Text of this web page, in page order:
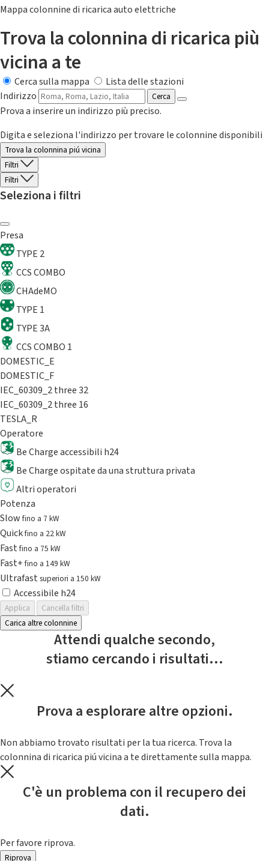
Mappa colonnine di ricarica auto elettriche
Trova la colonnina di ricarica più
vicina a te
Cerca sulla mappa
Lista delle stazioni
Indirizzo
Cerca
Prova a inserire un indirizzo più preciso.
Digita e seleziona l'indirizzo per trovare le colonnine disponibili
Trova la colonnina piú vicina
Filtri
Filtri
Seleziona i filtri
Presa
TYPE 2
CCS COMBO
CHAdeMO
TYPE 1
TYPE 3A
CCS COMBO 1
DOMESTIC_E
DOMESTIC_F
IEC_60309_2 three 32
IEC_60309_2 three 16
TESLA_R
Operatore
Be Charge accessibili h24
Be Charge ospitate da una struttura privata
Altri operatori
Potenza
Slowfino a 7 kW
Quickfino a 22 kW
Fastfino a 75 kW
Fast+fino a 149 kW
Ultrafast superiori a 150 kW
Accessibile h24
Applica
Cancella filtri
Carica altre colonnine
Attendi qualche secondo,
stiamo cercando i risultati...
Prova a esplorare altre opzioni.
Non abbiamo trovato risultati per la tua ricerca. Trova la
colonnina di ricarica piú vicina a te direttamente sulla mappa.
C'è un problema con il recupero dei
dati.
Per favore riprova.
Riprova